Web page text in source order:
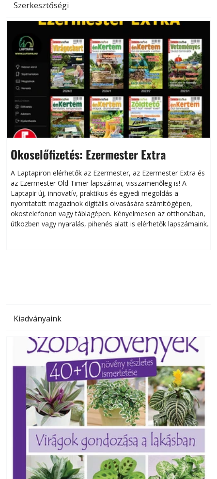
Szerkesztőségi
Okoselőfizetés: Ezermester Extra
A Laptapiron elérhetők az Ezermester, az Ezermester Extra és
az Ezermester Old Timer lapszámai, visszamenőleg is! A
Laptapir új, innovatív, praktikus és egyedi megoldás a
nyomtatott magazinok digitális olvasására számítógépen,
okostelefonon vagy táblagépen. Kényelmesen az otthonában,
útközben vagy nyaralás, pihenés alatt is elérhetők lapszámaink.
Kiadványaink